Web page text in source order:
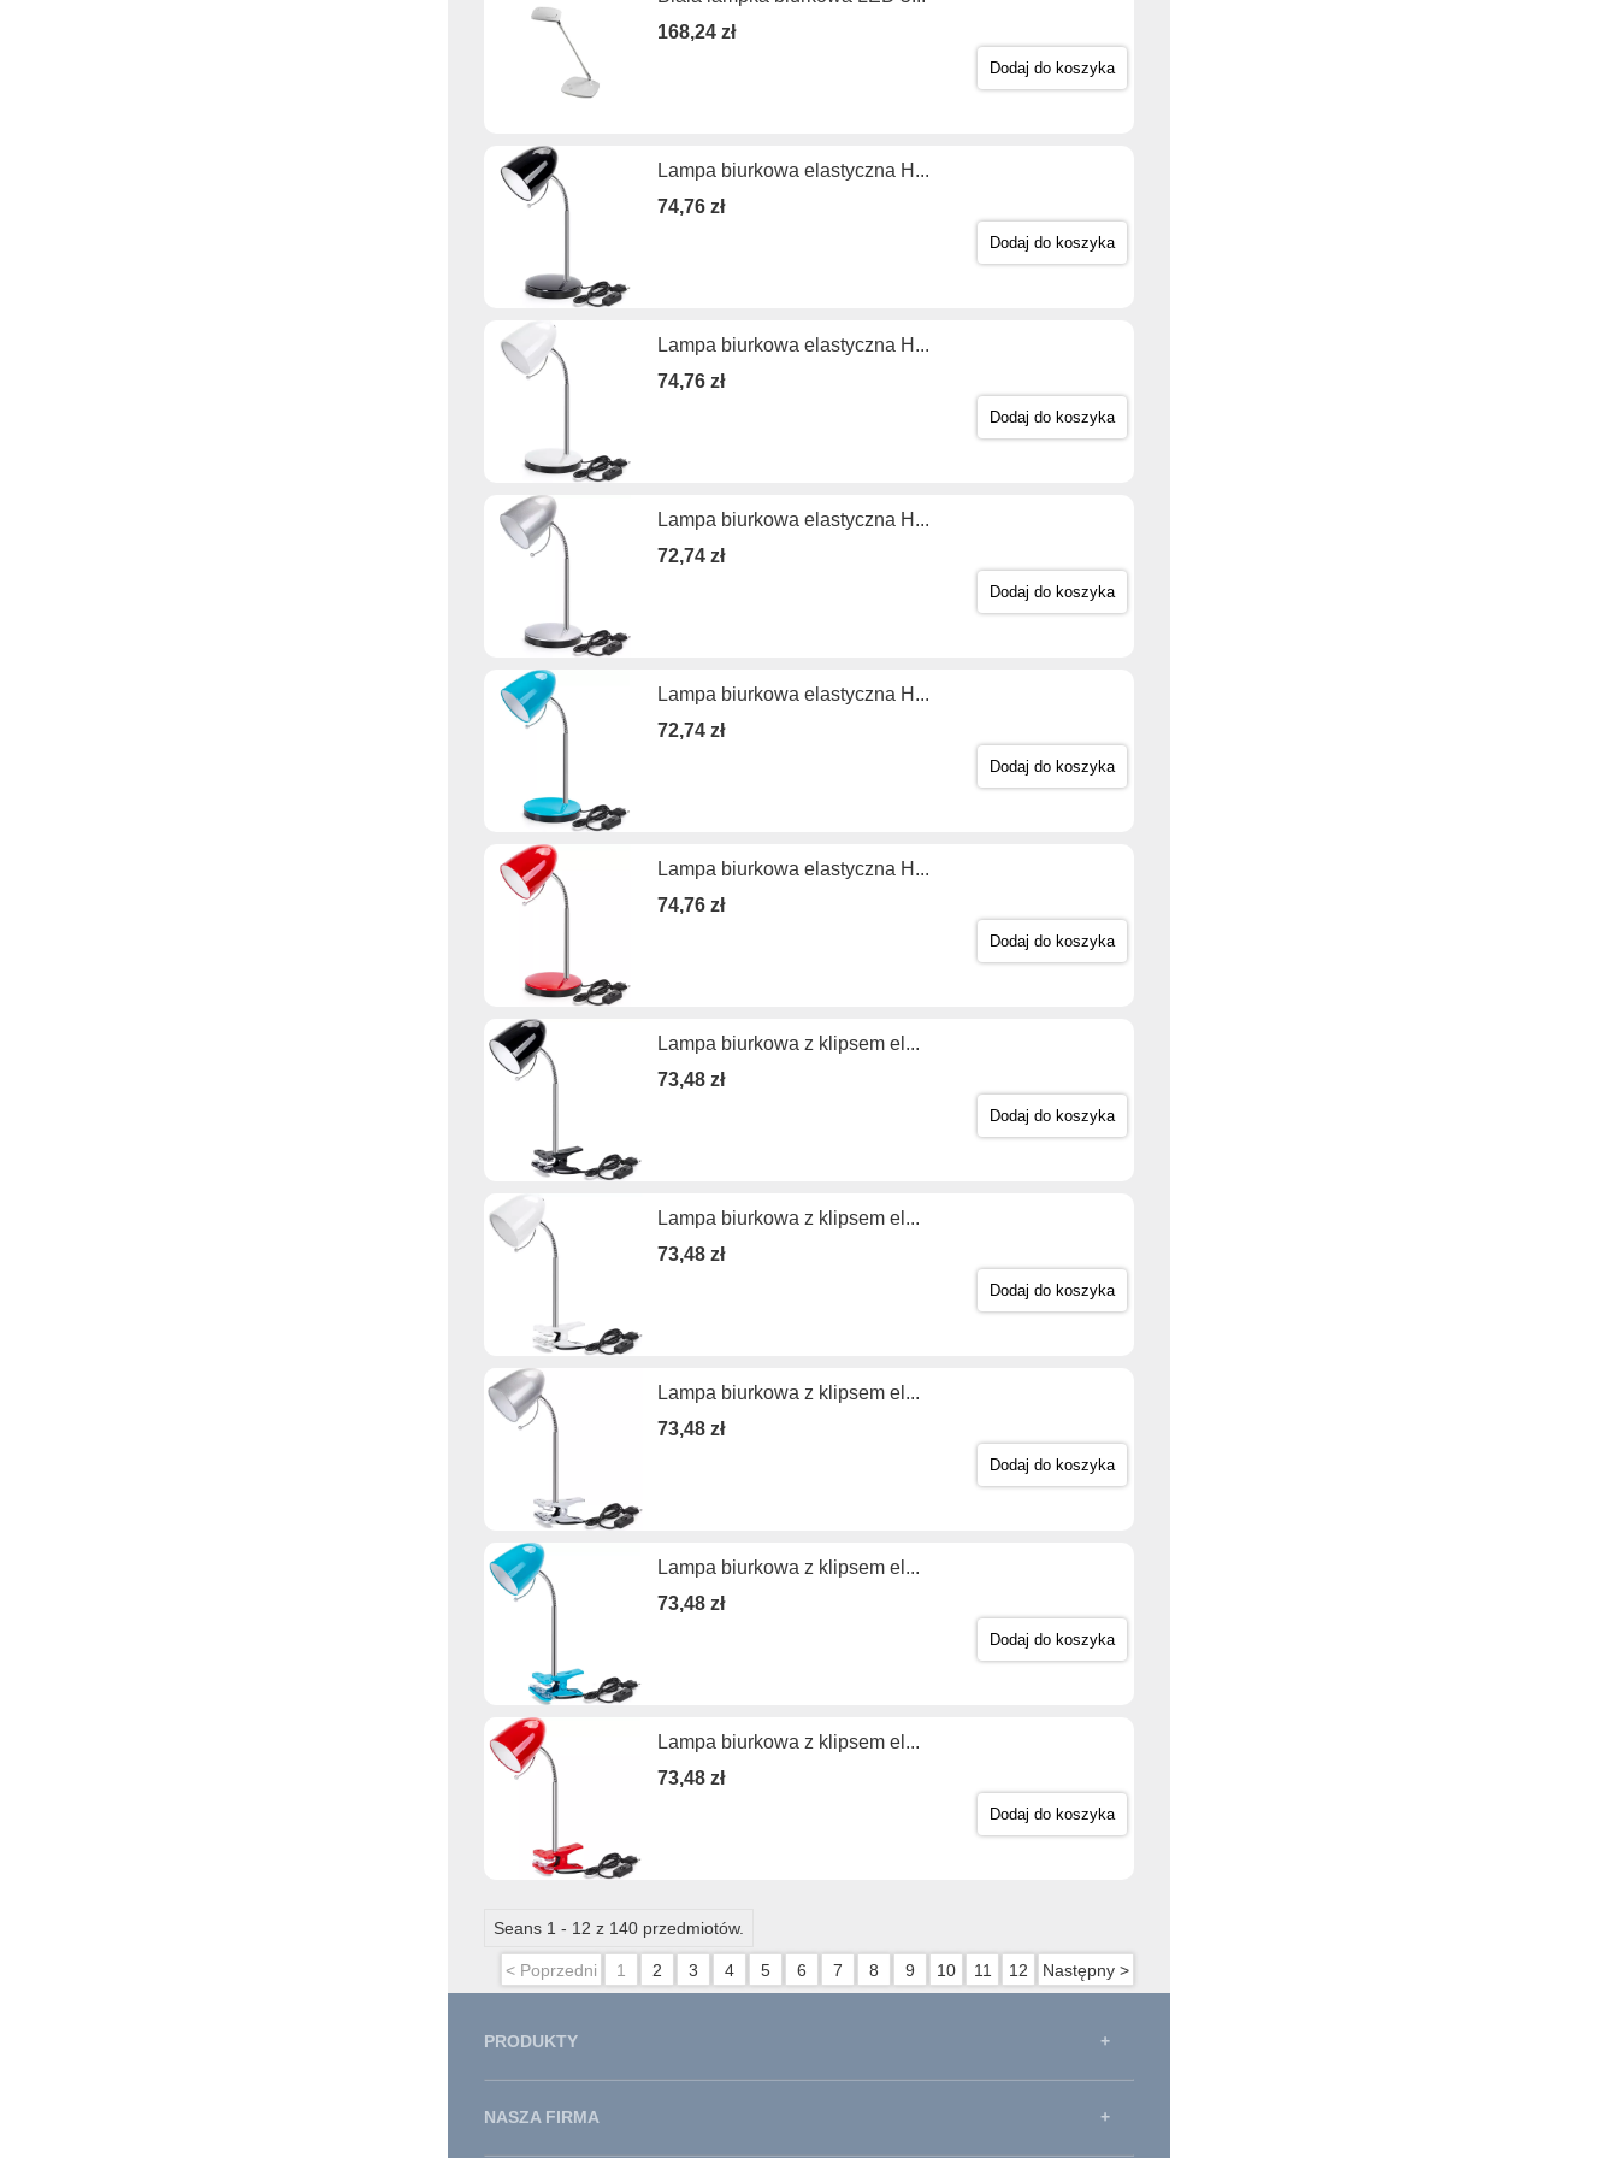
168,24 zł
Dodaj do koszyka
Lampa biurkowa elastyczna H...
74,76 zł
Dodaj do koszyka
Lampa biurkowa elastyczna H...
74,76 zł
Dodaj do koszyka
Lampa biurkowa elastyczna H...
72,74 zł
Dodaj do koszyka
Lampa biurkowa elastyczna H...
72,74 zł
Dodaj do koszyka
Lampa biurkowa elastyczna H...
74,76 zł
Dodaj do koszyka
Lampa biurkowa z klipsem el...
73,48 zł
Dodaj do koszyka
Lampa biurkowa z klipsem el...
73,48 zł
Dodaj do koszyka
Lampa biurkowa z klipsem el...
73,48 zł
Dodaj do koszyka
Lampa biurkowa z klipsem el...
73,48 zł
Dodaj do koszyka
Lampa biurkowa z klipsem el...
73,48 zł
Dodaj do koszyka
Seans 1 - 12 z 140 przedmiotów.
< Poprzedni 1 2 3 4 5 6 7 8 9 10 11 12 Następny >
PRODUKTY
NASZA FIRMA